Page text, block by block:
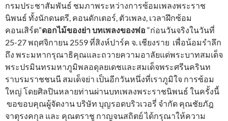
กรมประชาสัมพันธ์ ชมภาพระหว่างการซ้อมเพลงพระราช
นิพนธ์ ทั้งนักดนตรี, คอนดักเตอร์, ตัวเพลง, เวลาฝึกซ้อม
คอนเสิร์ต”ดอกไม้ของย่า บทเพลงของพ่อ “ก่อนวันจริงในวันที่
25-27 พฤศจิกายน 2559 ที่สิงห์ปาร์ค จ. เชียงราย เพื่อน้อมรำลึก
ถึง พระมหากรุณาธิคุณและถวายความอาลัยแด่พระบาทสมเด็จ
พระปรมินทรมหาภูมิพลอดุลยเดชและสมเด็จพระศรีนครินท
ราบรมราชชนนี สมเด็จย่า เป็นอีกวันหนึ่งที่เราภูมิใจ การซ้อม
ใหญ่ โดยศิลปินหลายท่านผ่านบทเพลงพระราชนิพนธ์ ในครั้งนี้
ขอขอบคุณผู้จัดงาน บริษัท บุญรอดบริวเวอรี่ จำกัด คุณชัยภัฎ
จาตุรงคกุล และ คุณตราชู กาญจนสถิตย์ ได้กรุณาให้ความ